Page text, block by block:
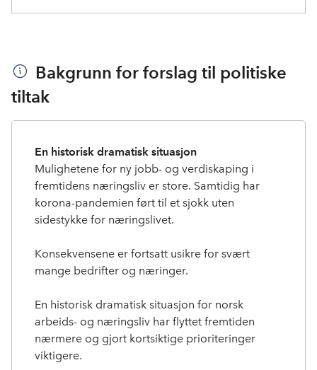
Bakgrunn for forslag til politiske
tiltak
En historisk dramatisk situasjon
Mulighetene for ny jobb- og verdiskaping i
fremtidens næringsliv er store. Samtidig har
korona-pandemien ført til et sjokk uten
sidestykke for næringslivet.
Konsekvensene er fortsatt usikre for svært
mange bedrifter og næringer.
En historisk dramatisk situasjon for norsk
arbeids- og næringsliv har flyttet fremtiden
nærmere og gjort kortsiktige prioriteringer
viktigere.